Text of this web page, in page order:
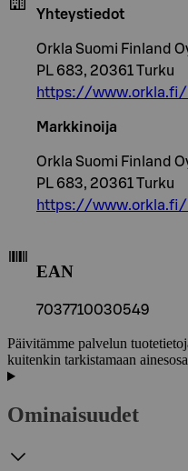
Yhteystiedot
Orkla Suomi Finland
PL 683, 20361 Turku
https://www.orkla.fi/
Markkinoija
Orkla Suomi Finland
PL 683, 20361 Turku
https://www.orkla.fi/
EAN
7037710030549
Päivitämme palvelun
kuitenkin tarkistamaan
Ominaisuudet